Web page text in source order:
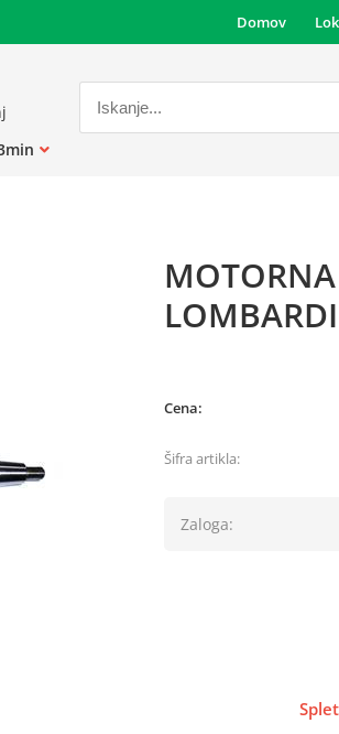
Domov
Cena:
Šifra artikla:
Zaloga: